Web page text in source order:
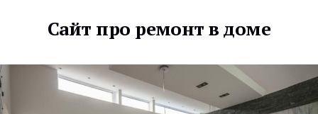
Сайт про ремонт в доме